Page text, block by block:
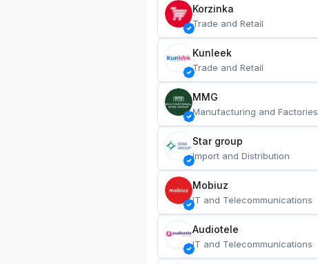
Korzinka
Trade and Retail
Kunleek
Trade and Retail
MMG
Manufacturing and Factories
Star group
Import and Distribution
Mobiuz
IT and Telecommunications
Audiotele
IT and Telecommunications